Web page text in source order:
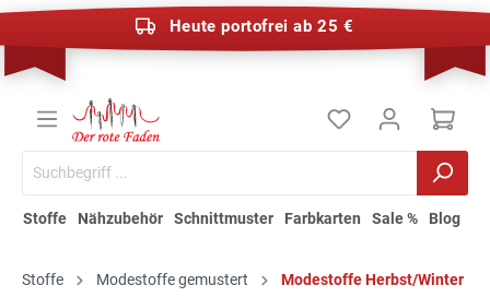
Heute portofrei ab 25 €
Stoffe Nähzubehör Schnittmuster Farbkarten Sale % Blog
Stoffe Modestoffe gemustert Modestoffe Herbst/Winter